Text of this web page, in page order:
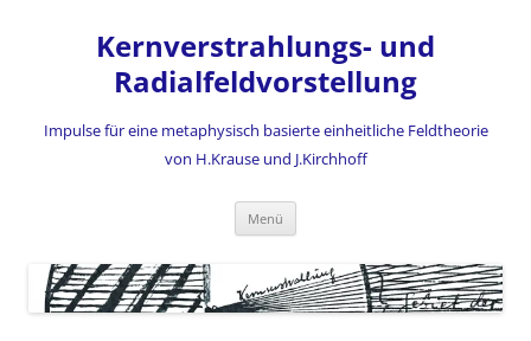
Kernverstrahlungs- und
Radialfeldvorstellung
Impulse für eine metaphysisch basierte einheitliche Feldtheorie
von H.Krause und J.Kirchhoff
Menü